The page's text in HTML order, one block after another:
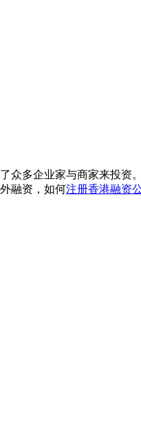
多企业家与商家来投资。
融资，如何注册香港融资